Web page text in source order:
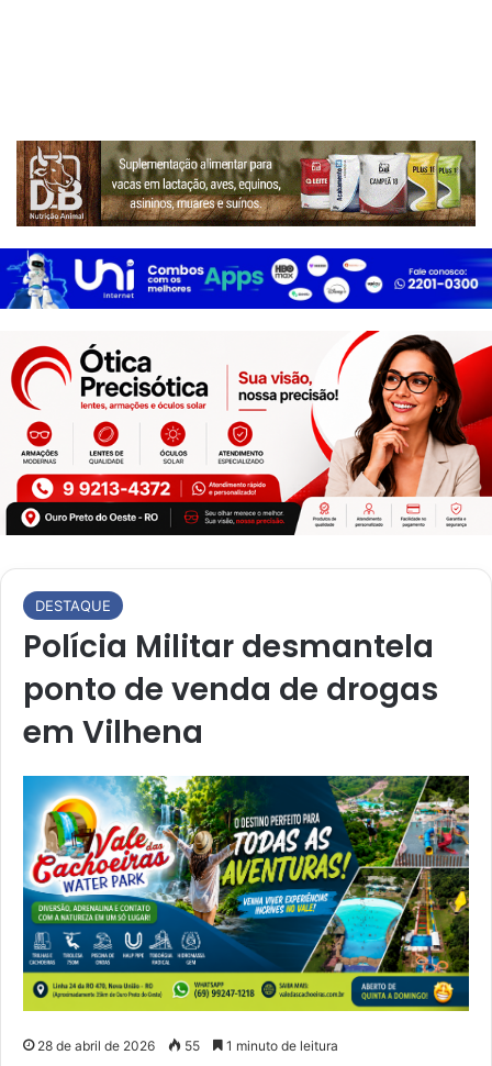
DESTAQUE
Polícia Militar desmantela
ponto de venda de drogas
em Vilhena
28 de abril de 2026 55 1 minuto de leitura